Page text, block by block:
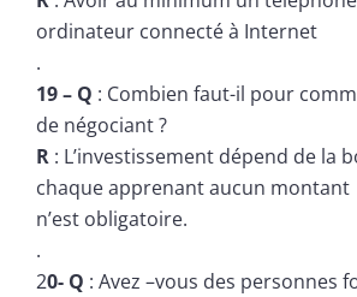
ordinateur connecté à Internet
.
19 – Q : Combien faut-il pour
de négociant ?
R : L’investissement dépend de la
chaque apprenant aucun montant
n’est obligatoire.
.
20- Q : Avez –vous des personnes